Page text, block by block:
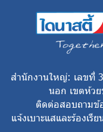
สำนักงานใหญ่: เลขที่
นอก เขตห้วย
ติดต่อสอบถามข้
แจ้งเบาะแสและร้องเ